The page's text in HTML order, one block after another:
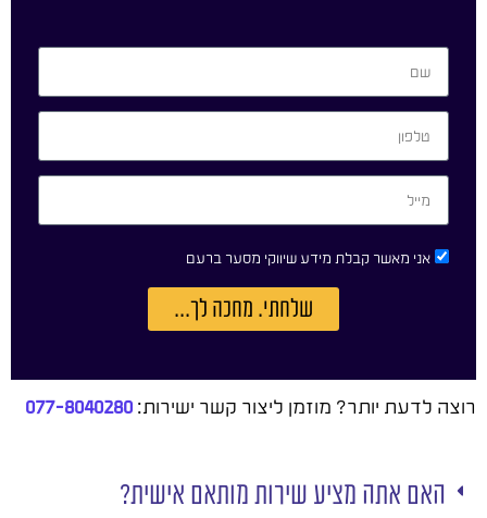
אני מאשר קבלת מידע שיווקי מסער ברעם
שלחתי. מחכה לך...
רוצה לדעת יותר? מוזמן ליצור קשר ישירות:077-8040280
האם אתה מציע שירות מותאם אישית?